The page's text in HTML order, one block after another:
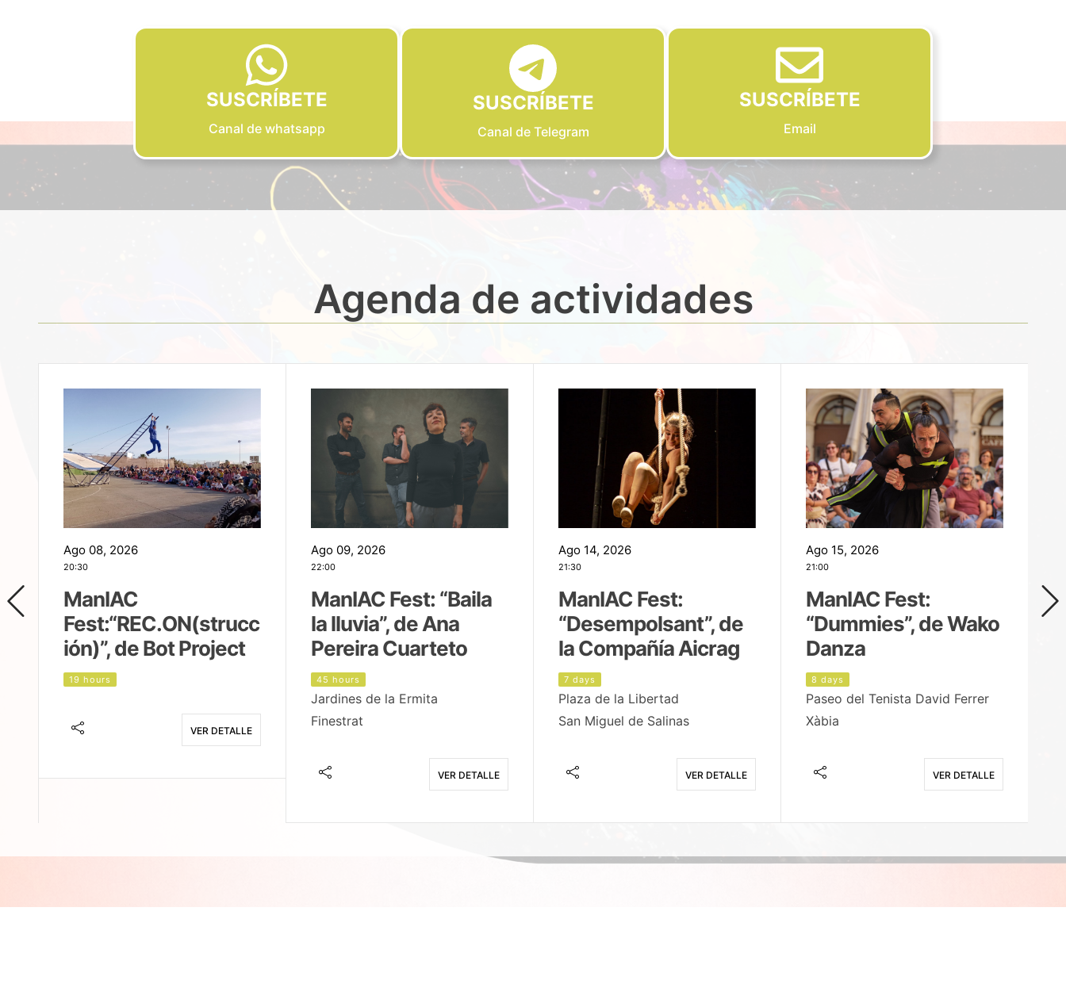
SUSCRÍBETE
Canal de whatsapp
SUSCRÍBETE
Canal de Telegram
SUSCRÍBETE
Email
Agenda de actividades
Ago 08, 2026
20:30
ManIAC
Fest:“REC.ON(strucc
ión)”, de Bot Project
19 hours
VER DETALLE
Ago 09, 2026
22:00
ManIAC Fest: “Baila
la lluvia”, de Ana
Pereira Cuarteto
45 hours
Jardines de la Ermita
Finestrat
VER DETALLE
Ago 14, 2026
21:30
ManIAC Fest:
“Desempolsant”, de
la Compañía Aicrag
7 days
Plaza de la Libertad
San Miguel de Salinas
VER DETALLE
Ago 15, 2026
21:00
ManIAC Fest:
“Dummies”, de Wako
Danza
8 days
Paseo del Tenista David Ferrer
Xàbia
VER DETALLE